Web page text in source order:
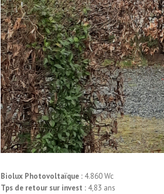
Biolux Photovoltaïque : 4.860 Wc
Tps de retour sur invest : 4,83 ans